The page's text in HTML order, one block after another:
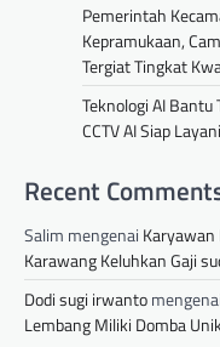
Pemerintah
Kepramukaan,
Tergiat Tingkat
Teknologi AI
CCTV AI Siap
Recent
Salim mengenai
Karawang Keluhkan Gaji
Dodi sugi irwantomengenai
Lembang Miliki Domba